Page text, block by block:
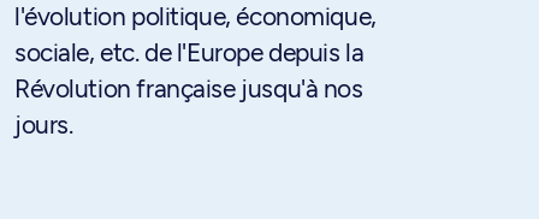
l'évolution politique, économique,
sociale, etc. de l'Europe depuis la
Révolution française jusqu'à nos
jours.